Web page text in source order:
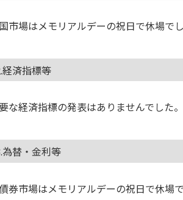
市場はメモリアルデーの祝日で休場でし
経済指標等
な経済指標の発表はありませんでした。
為替・金利等
券市場はメモリアルデーの祝日で休場